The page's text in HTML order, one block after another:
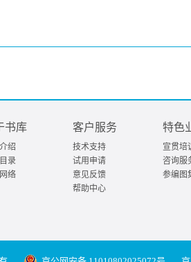
书库
绍
录
络
客户服务
技术支持
试用申请
意见反馈
帮助中心
特色
宣贯培
咨询服
参编图